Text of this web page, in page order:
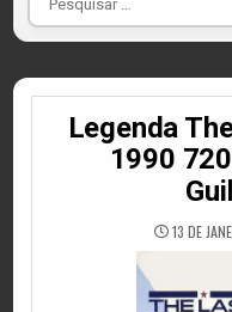
por
Legenda
1990
13 DE